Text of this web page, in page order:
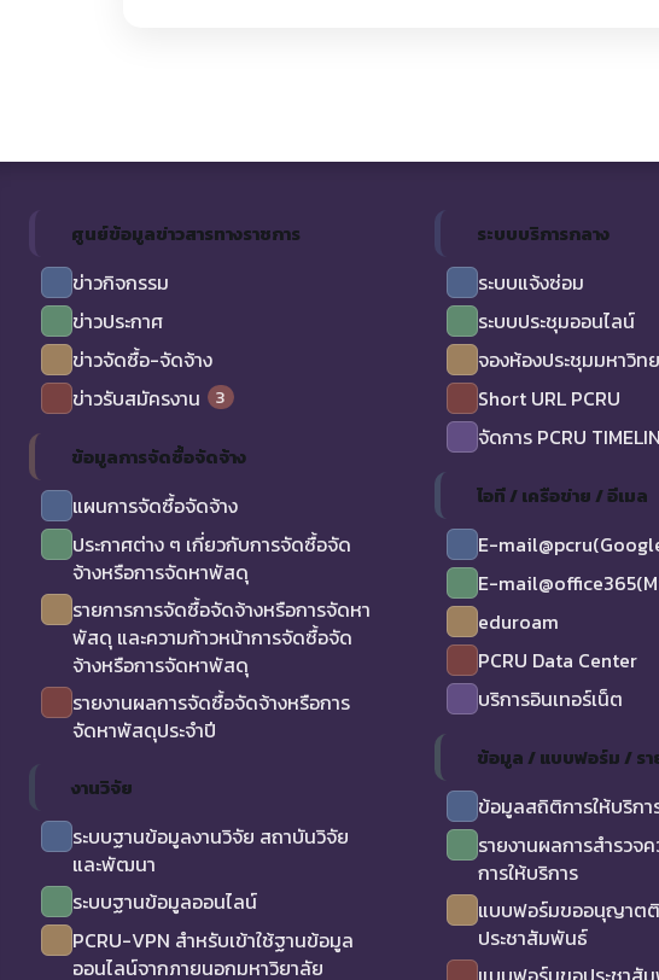
ศูนย์ข้อมูลข่าวสารทางราชการ
ข่าวกิจกรรม
ข่าวประกาศ
ข่าวจัดซื้อ-จัดจ้าง
ข่าวรับสมัครงาน
3
ข้อมูลการจัดซื้อจัดจ้าง
แผนการจัดซื้อจัดจ้าง
ประกาศต่าง ๆ เกี่ยวกับการจัดซื้อจัด
จ้างหรือการจัดหาพัสดุ
รายการการจัดซื้อจัดจ้างหรือการจัดหา
พัสดุ และความก้าวหน้าการจัดซื้อจัด
จ้างหรือการจัดหาพัสดุ
รายงานผลการจัดซื้อจัดจ้างหรือการ
จัดหาพัสดุประจำปี
งานวิจัย
ระบบฐานข้อมูลงานวิจัย สถาบันวิจัย
และพัฒนา
ระบบฐานข้อมูลออนไลน์
PCRU-VPN สำหรับเข้าใช้ฐานข้อมูล
ออนไลน์จากภายนอกมหาวิยาลัย
ระบบบริการกลาง
ระบบแจ้งซ่อม
ระบบประชุมออนไลน์
จองห้องประชุมมหาวิท
Short URL PCRU
จัดการ PCRU
ไอที / เครือข่าย / อีเมล
E-
E-
eduroam
PCRU Data Center
บริการอินเทอร์เน็ต
ข้อมูล / แบบฟอร์ม / รา
ข้อมูลสถิติการให้บริกา
รายงานผลการสำรวจ
การให้บริการ
แบบฟอร์มขออนุญาต
ประชาสัมพันธ์